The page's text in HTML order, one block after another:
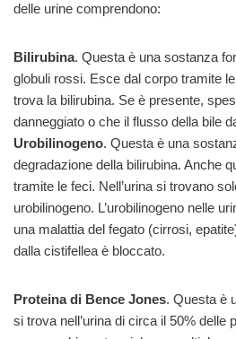
delle urine comprendono:
Bilirubina. Questa è una sostanza
globuli rossi. Esce dal corpo tramite
trova la bilirubina. Se è presente,
danneggiato o che il flusso della bile
Urobilinogeno. Questa è una
degradazione della bilirubina. Anche
tramite le feci. Nell’urina si trovano
urobilinogeno. L’urobilinogeno nelle
una malattia del fegato (cirrosi,
dalla cistifellea è bloccato.
Proteina di Bence Jones. Questa è
si trova nell’urina di circa il 50% delle